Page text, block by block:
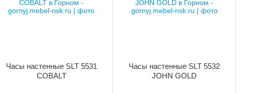
Часы настенные SLT 5531
COBALT
Часы настенные SLT 5532
JOHN GOLD